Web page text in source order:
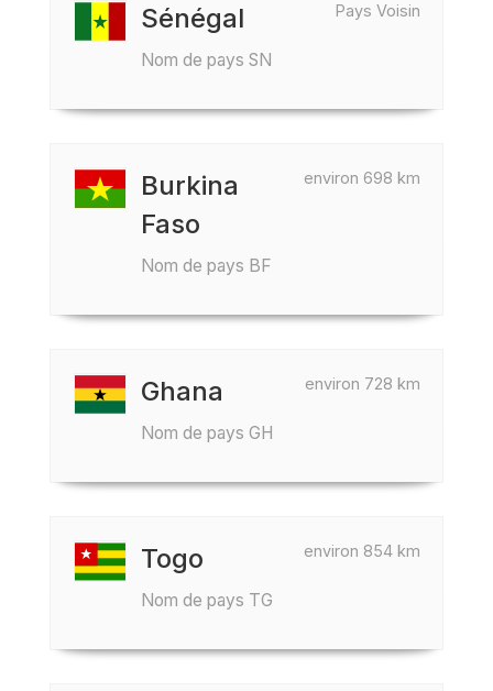
Pays Voisin
Sénégal
Nom de pays SN
environ 698 km
Burkina
Faso
Nom de pays BF
environ 728 km
Ghana
Nom de pays GH
environ 854 km
Togo
Nom de pays TG